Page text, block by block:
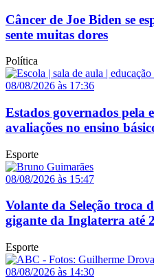
Câncer de Joe Biden se
sente muitas dores
Política
08/08/2026 às 17:36
Estados governados pela
avaliações no ensino
Esporte
08/08/2026 às 15:47
Volante da Seleção troca
gigante da Inglaterra até
Esporte
08/08/2026 às 14:30